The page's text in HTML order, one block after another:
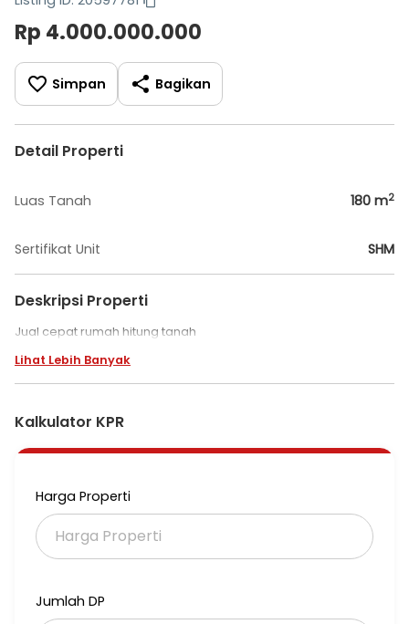
Rp 4.000.000.000
Simpan Bagikan
Detail Properti
Luas Tanah 180 m2
Sertifikat Unit SHM
Deskripsi Properti
Jual cepat rumah hitung tanah
Lihat Lebih Banyak
Kalkulator KPR
Harga Properti
Jumlah DP